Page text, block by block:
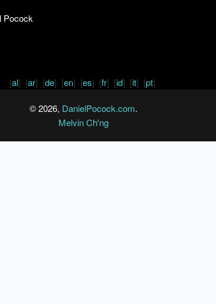
Pocock
[al] [ar] [de] [en] [es] [fr] [id] [it] [pt]
© 2026, DanielPocock.com.
Melvin Ch'ng